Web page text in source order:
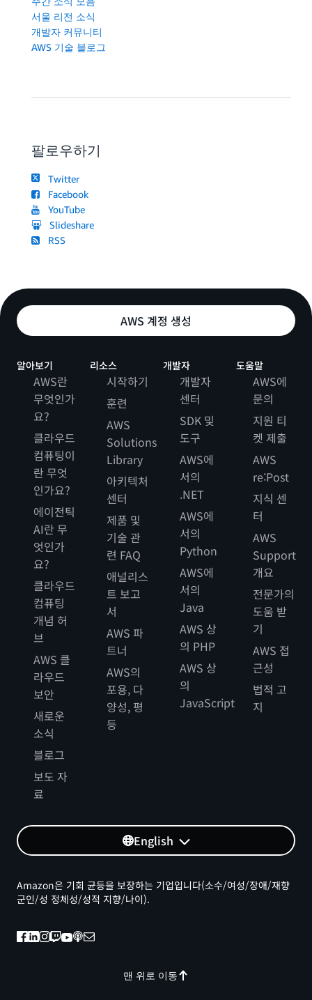
서울 리전 소식
개발자 커뮤니티
AWS 기술 블로그
팔로우하기
Twitter
Facebook
YouTube
Slideshare
RSS
AWS 계정 생성
알아보기
AWS란
무엇인가
요?
클라우드
컴퓨팅이
란 무엇
인가요?
에이전틱
AI란 무
엇인가
요?
클라우드
컴퓨팅
개념 허
브
AWS 클
라우드
보안
새로운
소식
블로그
보도 자
료
리소스
시작하기
훈련
AWS
Solutions
Library
아키텍처
센터
제품 및
기술 관
련 FAQ
애널리스
트 보고
서
AWS 파
트너
AWS의
포용, 다
양성, 평
등
개발자
개발자
센터
SDK 및
도구
AWS에
서의
.NET
AWS에
서의
Python
AWS에
서의
Java
AWS 상
의 PHP
AWS 상
의
JavaScript
도움말
AWS에
문의
지원 티
켓 제출
AWS
re:Post
지식 센
터
AWS
Support
개요
전문가의
도움 받
기
AWS 접
근성
법적 고
지
English
맨 위로 이동
Amazon은 기회 균등을 보장하는 기업입니다(소수/여성/장애/재향
군인/성 정체성/성적 지향/나이).